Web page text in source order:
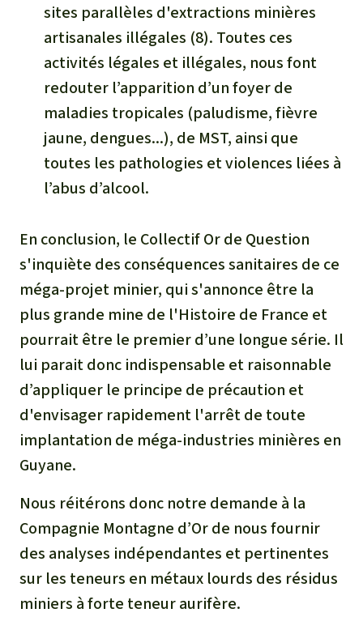
sites parallèles d'extractions minières
artisanales illégales (8). Toutes ces
activités légales et illégales, nous font
redouter l’apparition d’un foyer de
maladies tropicales (paludisme, fièvre
jaune, dengues...), de MST, ainsi que
toutes les pathologies et violences liées à
l’abus d’alcool.
En conclusion, le Collectif Or de Question
s'inquiète des conséquences sanitaires de ce
méga-projet minier, qui s'annonce être la
plus grande mine de l'Histoire de France et
pourrait être le premier d’une longue série. Il
lui parait donc indispensable et raisonnable
d’appliquer le principe de précaution et
d'envisager rapidement l'arrêt de toute
implantation de méga-industries minières en
Guyane.
Nous réitérons donc notre demande à la
Compagnie Montagne d’Or de nous fournir
des analyses indépendantes et pertinentes
sur les teneurs en métaux lourds des résidus
miniers à forte teneur aurifère.